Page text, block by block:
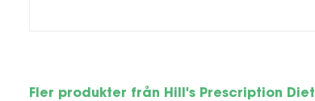
Fler produkter från Hill's Prescription Diet